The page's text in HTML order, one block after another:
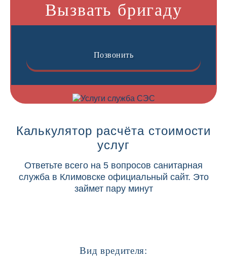
Вызвать бригаду
Позвонить
Калькулятор расчёта стоимости
услуг
Ответьте всего на 5 вопросов санитарная
служба в Климовске официальный сайт. Это
займет пару минут
Вид вредителя: